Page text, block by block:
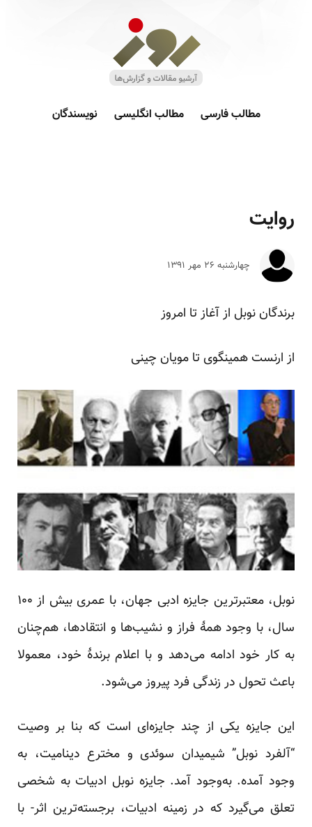
مطالب فارسی مطالب انگلیسی نویسندگان
روایت
چهارشنبه ۲۶ مهر ۱۳۹۱
برندگان نوبل از آغاز تا امروز
از ارنست همینگوی تا مویان چینی
نوبل، معتبر‌ترین جایزه ادبی جهان، با عمری بیش از ۱۰۰
سال، با وجود همهٔ فراز و نشیب‌ها و انتقاد‌ها، هم‌چنان
به کار خود ادامه می‌دهد و با اعلام برندهٔ خود، معمولا
باعث تحول در زندگی فرد پیروز می‌شود.
این جایزه یکی از چند جایزه‌ای است که بنا بر وصیت
“آلفرد نوبل” شیمیدان سوئدی و مخترع دینامیت، به
وجود آمده. به‌وجود آمد. جایزه نوبل ادبیات به شخصی
تعلق می‌گیرد که در زمینه ادبیات، برجسته‌ترین اثر- با